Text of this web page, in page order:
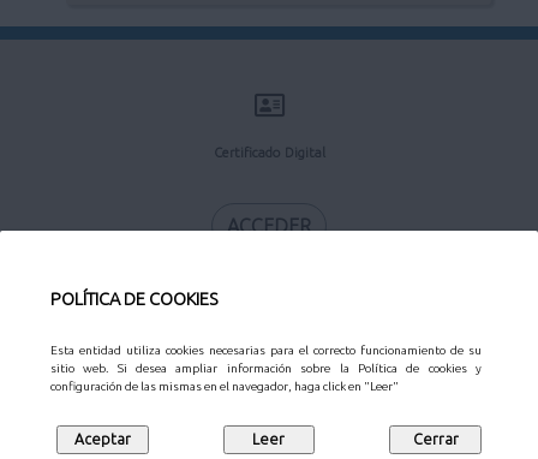
POLÍTICA DE COOKIES
Esta entidad utiliza cookies necesarias para el correcto funcionamiento de su
sitio web. Si desea ampliar información sobre la Política de cookies y
configuración de las mismas en el navegador, haga click en "Leer"
Certificado Digital
ACCEDER
Calendario Laboral
ACCEDER